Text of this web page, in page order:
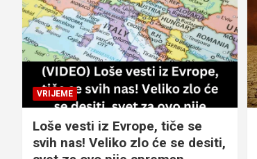
VRIJEME
Loše vesti iz Evrope, tiče se
svih nas! Veliko zlo će se desiti,